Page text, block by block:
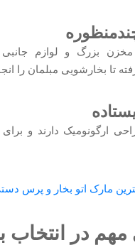
مخزن بزرگ و لوازم جانبی
تا بخارشویی مبلمان را
ارگونومیک دارند و
مارک اتو بخار و پرس
مهم در